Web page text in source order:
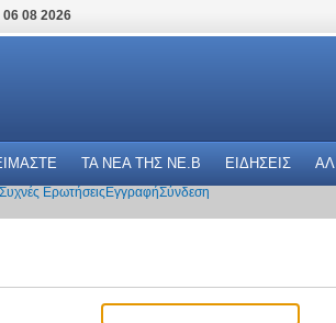
06 08 2026
ΤΑ ΝΕΑ THΣ NE.B ΕΙΔΗΣΕΙΣ
Συχνές Ερωτήσεις ΕγγραφήΣύνδεση